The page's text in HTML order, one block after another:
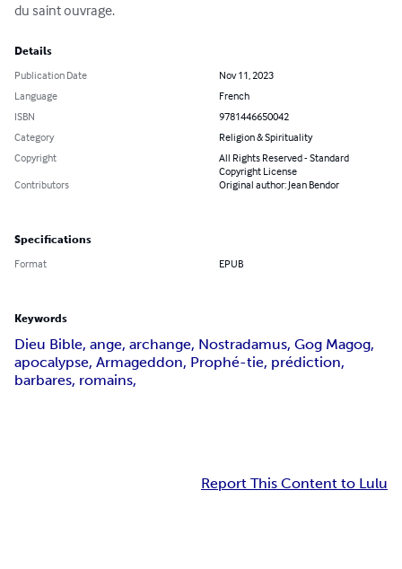
du saint ouvrage.
Details
Publication Date
Nov 11, 2023
Language
French
ISBN
9781446650042
Category
Religion & Spirituality
Copyright
All Rights Reserved - Standard
Copyright License
Contributors
Original author: Jean Bendor
Specifications
Format EPUB
Keywords
Dieu Bible, ange, archange, Nostradamus, Gog Magog,
apocalypse, Armageddon, Prophé-tie, prédiction,
barbares, romains,
Report This Content to Lulu